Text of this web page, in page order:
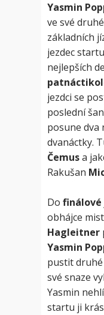
Yasmin
ve své
základních
jezdec
nejlepších
jezdci se
poslední
posune dva
dvanáctky.
Čemusa
Rakušan
Do
obhájce
Hagleitner
Yasmin
pustit druhé
své snaze
Yasmin
startu ji